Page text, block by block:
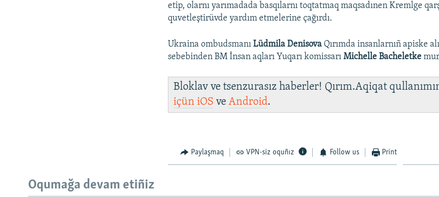
etip, olarnı yarımadada basqılarnı toqtatmaq maqsadınen Kremlge
quvetleştirüvde yardım etmelerine çağırdı.
Ukraina ombudsmanıLüdmila Denisova Qırımda insanlarnıñ apiske
sebebinden BM İnsan aqları Yuqarı komissarıMichelle Bacheletke
Bloklav ve tsenzurasız haberler! Qırım.Aqiqat
içüniOS veAndroid.
Paylaşmaq VPN-siz oquñız Follow us Print
Oqumağa devam etiñiz